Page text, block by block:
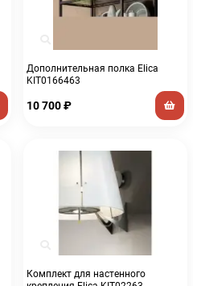
Дополнительная полка Elica
KIT0166463
10 700₽
Комплект для настенного